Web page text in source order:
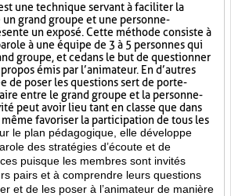
une technique servant à faciliter la
grand groupe et une personne-
un exposé. Cette méthode consiste à
à une équipe de 3 à 5 personnes qui
groupe, et ce dans le but de questionner
émis par l’animateur. En d’autres
de poser les questions sert de porte-
entre le grand groupe et la personne-
peut avoir lieu tant en classe que dans
favoriser la participation de tous les
le plan pédagogique, elle développe
des stratégies d’écoute et de
puisque les membres sont invités
pairs et à comprendre leurs questions
et de les poser à l’animateur de manière